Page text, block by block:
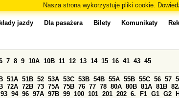
Nasza strona wykorzystuje pliki cookie.
jazdy Dla pasażera Bilety Komunikaty
7 8 9 10A 10B 11 12 13 14 15 16 41 43 45
51A 51B 52 53A 53C 53B 54B 55A 55B 55C 56 57
72A 72B 73 75A 75B 76 77 78 80A 80B 81A 81B
93 94 96 97A 97B 99 100 101 201 202 6. F1 G1 G2 H